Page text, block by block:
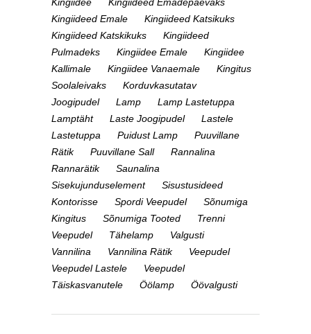
Kingiideed Emale
Kingiideed Katsikuks
Kingiideed Katskikuks
Kingiideed
Pulmadeks
Kingiidee Emale
Kingiidee
Kallimale
Kingiidee Vanaemale
Kingitus
Soolaleivaks
Korduvkasutatav
Joogipudel
Lamp
Lamp Lastetuppa
Lamptäht
Laste Joogipudel
Lastele
Lastetuppa
Puidust Lamp
Puuvillane
Rätik
Puuvillane Sall
Rannalina
Rannarätik
Saunalina
Sisekujunduselement
Sisustusideed
Kontorisse
Spordi Veepudel
Sõnumiga
Kingitus
Sõnumiga Tooted
Trenni
Veepudel
Tähelamp
Valgusti
Vannilina
Vannilina Rätik
Veepudel
Veepudel Lastele
Veepudel
Täiskasvanutele
Öölamp Öövalgusti